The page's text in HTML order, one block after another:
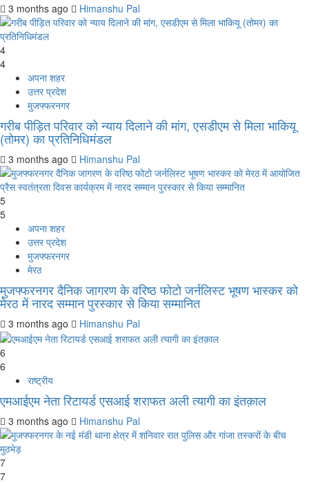
3 months ago Himanshu Pal
4
4
अपना शहर
उत्तर प्रदेश
मुजफ्फरनगर
गरीब पीड़ित परिवार को न्याय दिलाने की मांग, एसडीएम से मिला भाकियू
(तोमर) का प्रतिनिधिमंडल
3 months ago Himanshu Pal
5
5
अपना शहर
उत्तर प्रदेश
मुजफ्फरनगर
मेरठ
मुजफ्फरनगर दैनिक जागरण के वरिष्ठ फोटो जर्नलिस्ट भूषण भास्कर को
मेरठ में नारद सम्मान पुरस्कार से किया सम्मानित
3 months ago Himanshu Pal
6
6
राष्ट्रीय
एमआईएम नेता रिटायर्ड एसआई शराफत अली त्यागी का इंतक़ाल
3 months ago Himanshu Pal
7
7